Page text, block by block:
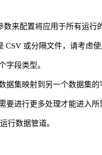
数来配置将应用于所有运行
或分隔文件，请考虑
字段类型。
据集映射到另一个数据集
要进行更多处理才能进入所
行数据管道。